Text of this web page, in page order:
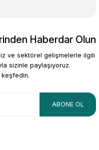
Haberdar Olun
ve sektörel gelişmelerle ilgili
sizinle paylaşıyoruz.
ABONE OL